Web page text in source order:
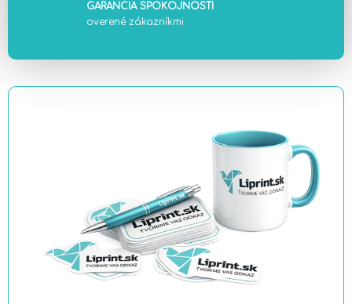
GARANCIA SPOKOJNOSTI
overené zákazníkmi